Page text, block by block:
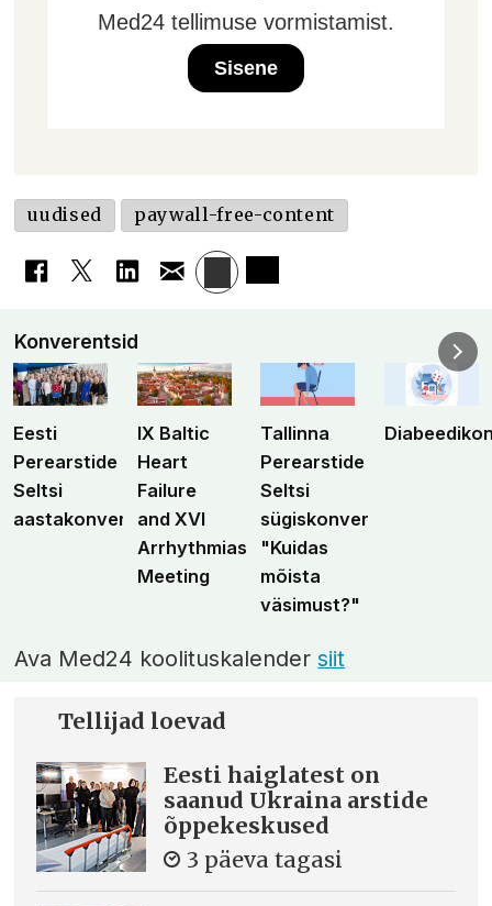
Med24 tellimuse vormistamist.
Sisene
uudised paywall-free-content
Konverentsid
Eesti
Perearstide
Seltsi
aastakonverents
IX Baltic
Heart
Failure
and XVI
Arrhythmias
Meeting
Tallinna
Perearstide
Seltsi
sügiskonverents
"Kuidas
mõista
väsimust?"
Ava Med24 koolituskalendersiit
Tellijad loevad
Eesti haiglatest on
saanud Ukraina arstide
õppekeskused
3 päeva tagasi